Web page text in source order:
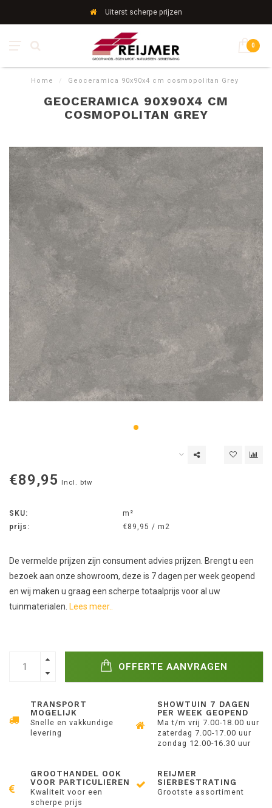
Uiterst scherpe prijzen
0
Home / Geoceramica 90x90x4 cm cosmopolitan Grey
GEOCERAMICA 90X90X4 CM
COSMOPOLITAN GREY
€89,95 Incl. btw
SKU:
m²
prijs:
€89,95 / m2
De vermelde prijzen zijn consument advies prijzen. Brengt u een
bezoek aan onze showroom, deze is 7 dagen per week geopend
en wij maken u graag een scherpe totaalprijs voor al uw
tuinmaterialen. Lees meer..
OFFERTE AANVRAGEN
TRANSPORT
MOGELIJK
Snelle en vakkundige
levering
SHOWTUIN 7 DAGEN
PER WEEK GEOPEND
Ma t/m vrij 7.00-18.00 uur
zaterdag 7.00-17.00 uur
zondag 12.00-16.30 uur
GROOTHANDEL OOK
VOOR PARTICULIEREN
Kwaliteit voor een
scherpe prijs
REIJMER
SIERBESTRATING
Grootste assortiment